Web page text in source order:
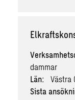
dammar
Län:
Västra
Sista